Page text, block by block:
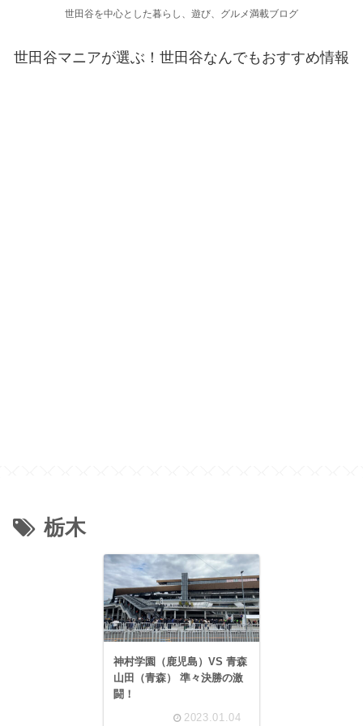
世田谷を中心とした暮らし、遊び、グルメ満載ブログ
世田谷マニアが選ぶ！世田谷なんでもおすすめ情報
栃木
神村学園（鹿児島）VS 青森
山田（青森） 準々決勝の激
闘！
2023.01.04